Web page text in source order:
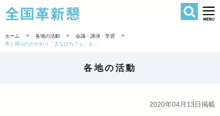
全国革新懇
検索
ホーム > 各地の活動 > 会議・講演・学習
>
各地の活動
2020年04月13日掲載